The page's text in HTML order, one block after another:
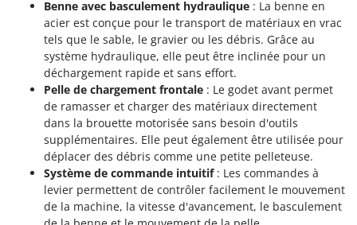
Omas
Ompagrill
Ooni
Oriental Koshin
Outdoorchef
Palazzetti
Palumbo Pavi
Partisani
Benne avec basculement hydraulique : La benne en
acier est conçue pour le transport de matériaux en vrac
tels que le sable, le gravier ou les débris. Grâce au
système hydraulique, elle peut être inclinée pour un
déchargement rapide et sans effort.
Pelle de chargement frontale : Le godet avant permet
de ramasser et charger des matériaux directement
dans la brouette motorisée sans besoin d'outils
supplémentaires. Elle peut également être utilisée pour
déplacer des débris comme une petite pelleteuse.
Système de commande intuitif: Les commandes à
levier permettent de contrôler facilement le mouvement
de la machine, la vitesse d'avancement, le basculement